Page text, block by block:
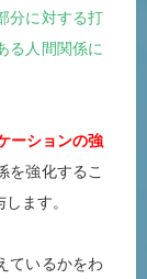
分に対する打
る人間関係に
ーションの強
を強化するこ
ます。
ているかをわ